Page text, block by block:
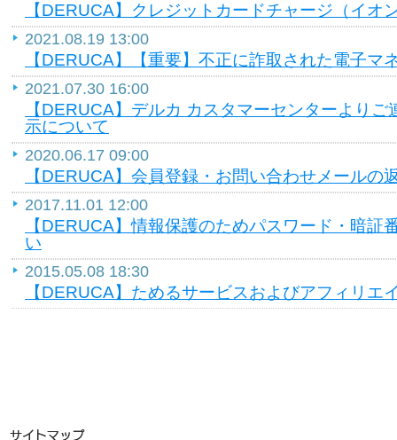
【DERUCA】クレジットカードチャージ（イオ
2021.08.19 13:00
【DERUCA】【重要】不正に詐取された電子マ
2021.07.30 16:00
【DERUCA】デルカ カスタマーセンターより
示について
2020.06.17 09:00
【DERUCA】会員登録・お問い合わせメールの
2017.11.01 12:00
【DERUCA】情報保護のためパスワード・暗証
い
2015.05.08 18:30
【DERUCA】ためるサービスおよびアフィリエ